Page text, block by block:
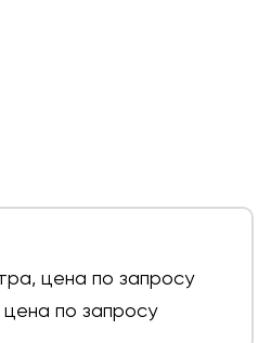
цена по запросу
по запросу